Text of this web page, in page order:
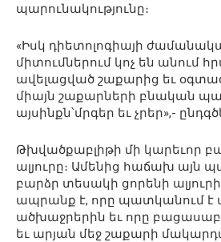
պարունակությունը։
«Իսկ դիետոլոգիայի
միտումներում կոչ են անում
ավելացված շաքարից եւ
միայն շաքարների բնական
այսինքն՝մրգեր եւ չրեր»,-
Թխվածքաբլիթի մի կարեւոր
ալյուրը։ Ամենից հաճախ այն
բարձր տեսակի ցորենի
ապրանք է, որը պատկանում է
ածխաջրերին եւ որը
եւ արյան մեջ շաքարի